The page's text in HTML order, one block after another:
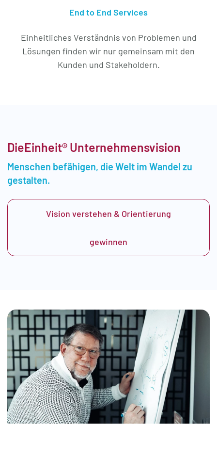
End to End Services
Einheitliches Verständnis von Problemen und
Lösungen finden wir nur gemeinsam mit den
Kunden und Stakeholdern.
DieEinheit® Unternehmensvision
Menschen befähigen, die Welt im Wandel zu
gestalten.
Vision verstehen & Orientierung
gewinnen